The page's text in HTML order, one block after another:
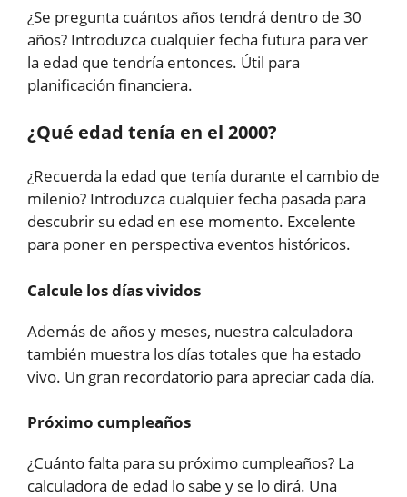
¿Se pregunta cuántos años tendrá dentro de 30
años? Introduzca cualquier fecha futura para ver
la edad que tendría entonces. Útil para
planificación financiera.
¿Qué edad tenía en el 2000?
¿Recuerda la edad que tenía durante el cambio de
milenio? Introduzca cualquier fecha pasada para
descubrir su edad en ese momento. Excelente
para poner en perspectiva eventos históricos.
Calcule los días vividos
Además de años y meses, nuestra calculadora
también muestra los días totales que ha estado
vivo. Un gran recordatorio para apreciar cada día.
Próximo cumpleaños
¿Cuánto falta para su próximo cumpleaños? La
calculadora de edad lo sabe y se lo dirá. Una